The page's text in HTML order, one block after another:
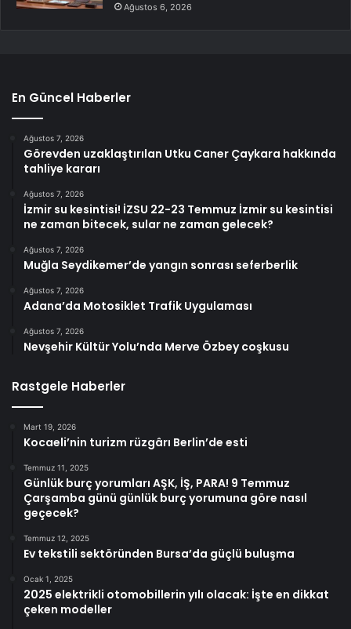
Ağustos 6, 2026
En Güncel Haberler
Ağustos 7, 2026
Görevden uzaklaştırılan Utku Caner Çaykara hakkında
tahliye kararı
Ağustos 7, 2026
İzmir su kesintisi! İZSU 22-23 Temmuz İzmir su kesintisi
ne zaman bitecek, sular ne zaman gelecek?
Ağustos 7, 2026
Muğla Seydikemer’de yangın sonrası seferberlik
Ağustos 7, 2026
Adana’da Motosiklet Trafik Uygulaması
Ağustos 7, 2026
Nevşehir Kültür Yolu’nda Merve Özbey coşkusu
Rastgele Haberler
Mart 19, 2026
Kocaeli’nin turizm rüzgârı Berlin’de esti
Temmuz 11, 2025
Günlük burç yorumları AŞK, İŞ, PARA! 9 Temmuz
Çarşamba günü günlük burç yorumuna göre nasıl
geçecek?
Temmuz 12, 2025
Ev tekstili sektöründen Bursa’da güçlü buluşma
Ocak 1, 2025
2025 elektrikli otomobillerin yılı olacak: İşte en dikkat
çeken modeller